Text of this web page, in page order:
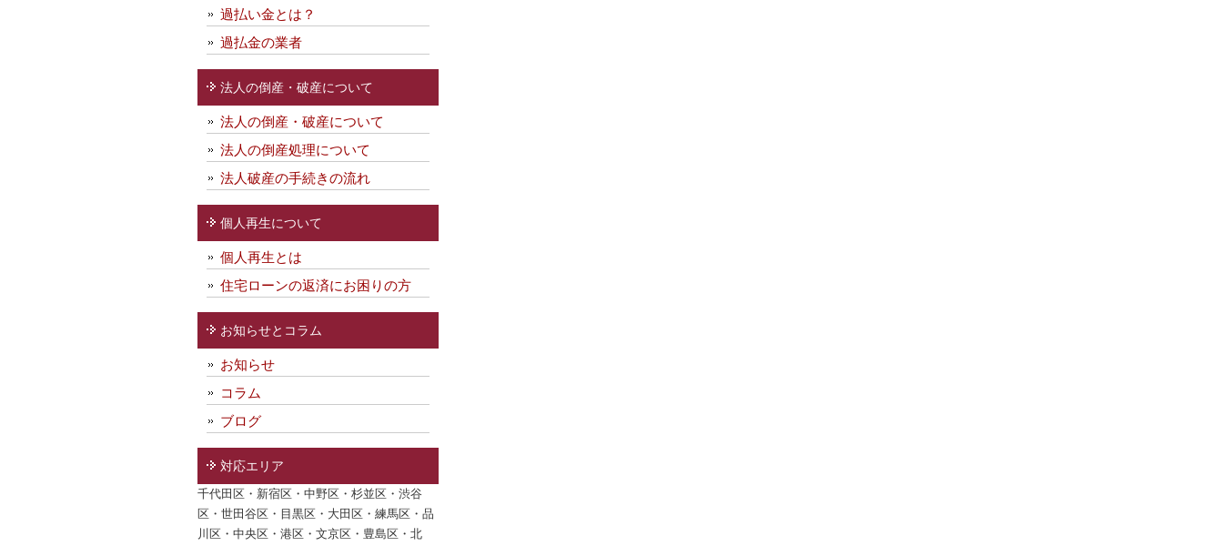
過払い金とは？
過払金の業者
法人の倒産・破産について
法人の倒産・破産について
法人の倒産処理について
法人破産の手続きの流れ
個人再生について
個人再生とは
住宅ローンの返済にお困りの方
お知らせとコラム
お知らせ
コラム
ブログ
対応エリア
千代田区・新宿区・中野区・杉並区・渋谷
区・世田谷区・目黒区・大田区・練馬区・品
川区・中央区・港区・文京区・豊島区・北